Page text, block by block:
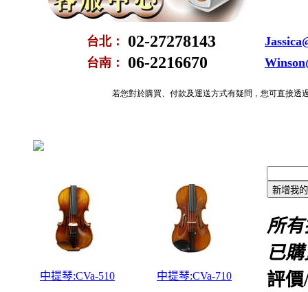
中提琴:CVa-510 中提琴:CVa-710
所
已
評